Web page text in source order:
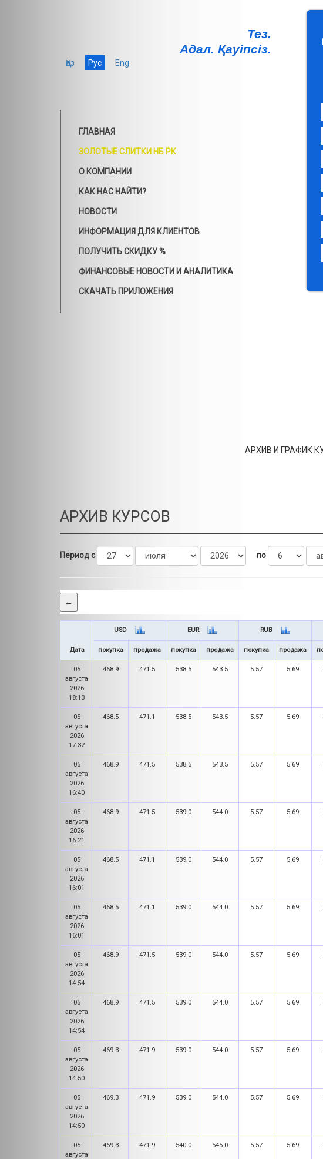
Тез.
Адал. Қауiпсiз.
Қаз Рус Eng
ГЛАВНАЯ
ЗОЛОТЫЕ СЛИТКИ НБ РК
О КОМПАНИИ
КАК НАС НАЙТИ?
НОВОСТИ
ИНФОРМАЦИЯ ДЛЯ КЛИЕНТОВ
ПОЛУЧИТЬ СКИДКУ %
ФИНАНСОВЫЕ НОВОСТИ И АНАЛИТИКА
СКАЧАТЬ ПРИЛОЖЕНИЯ
АРХИВ И ГРАФИК
АРХИВ КУРСОВ
Период с по
←
Дата
USD EUR RUB
покупка продажа покупка продажа покупка продажа
05
августа
2026
18:13
468.9 471.5 538.5 543.5 5.57 5.69
05
августа
2026
17:32
468.5 471.1 538.5 543.5 5.57 5.69
05
августа
2026
16:40
468.9 471.5 538.5 543.5 5.57 5.69
05
августа
2026
16:21
468.9 471.5 539.0 544.0 5.57 5.69
05
августа
2026
16:01
468.5 471.1 539.0 544.0 5.57 5.69
05
августа
2026
16:01
468.5 471.1 539.0 544.0 5.57 5.69
05
августа
2026
14:54
468.9 471.5 539.0 544.0 5.57 5.69
05
августа
2026
14:54
468.9 471.5 539.0 544.0 5.57 5.69
05
августа
2026
14:50
469.3 471.9 539.0 544.0 5.57 5.69
05
августа
2026
14:50
469.3 471.9 539.0 544.0 5.57 5.69
05
августа
469.3 471.9 540.0 545.0 5.57 5.69